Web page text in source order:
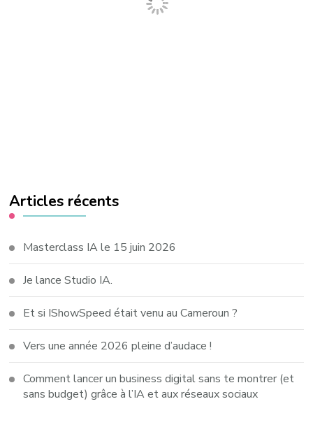
Articles récents
Masterclass IA le 15 juin 2026
Je lance Studio IA.
Et si IShowSpeed était venu au Cameroun ?
Vers une année 2026 pleine d’audace !
Comment lancer un business digital sans te montrer (et
sans budget) grâce à l’IA et aux réseaux sociaux